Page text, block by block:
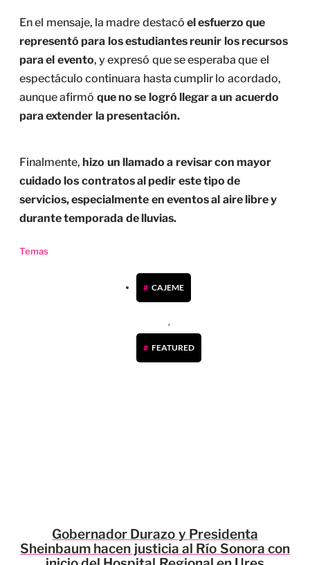
En el mensaje, la madre destacó el esfuerzo que
representó para los estudiantes reunir los recursos
para el evento, y expresó que se esperaba que el
espectáculo continuara hasta cumplir lo acordado,
aunque afirmó que no se logró llegar a un acuerdo
para extender la presentación.
Finalmente, hizo un llamado a revisar con mayor
cuidado los contratos al pedir este tipo de
servicios, especialmente en eventos al aire libre y
durante temporada de lluvias.
Temas
CAJEME
,
FEATURED
Gobernador Durazo y Presidenta
Sheinbaum hacen justicia al Río Sonora con